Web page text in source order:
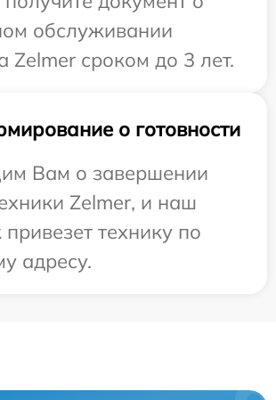
обслуживании
Zelmer сроком до 3 лет.
о готовности
Вам о завершении
Zelmer, и наш
привезет технику по
адресу.